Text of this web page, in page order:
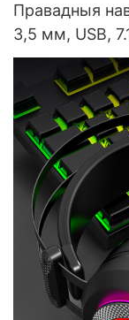
Правадныя
3,5 мм, USB,